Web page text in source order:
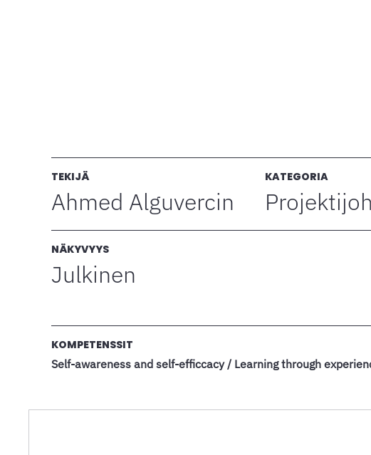
TEKIJÄ
Ahmed Alguvercin
KATEGORIA
NÄKYVYYS
Julkinen
KOMPETENSSIT
Self-awareness and self-efficcacy / Learning through